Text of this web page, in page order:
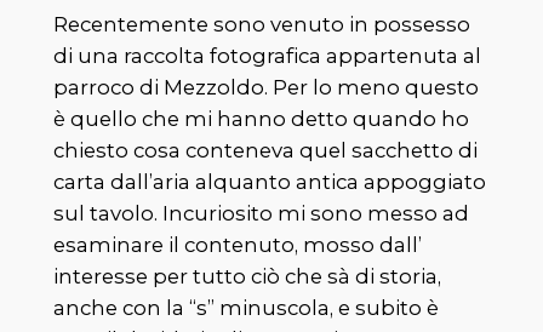
Recentemente sono venuto in possesso
di una raccolta fotografica appartenuta al
parroco di Mezzoldo. Per lo meno questo
è quello che mi hanno detto quando ho
chiesto cosa conteneva quel sacchetto di
carta dall’aria alquanto antica appoggiato
sul tavolo. Incuriosito mi sono messo ad
esaminare il contenuto, mosso dall’
interesse per tutto ciò che sà di storia,
anche con la “s” minuscola, e subito è